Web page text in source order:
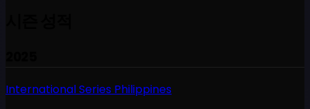
International Series Philippines